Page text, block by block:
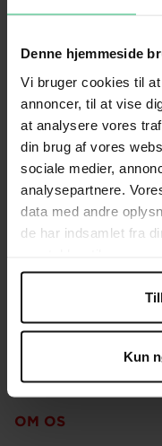
Denne hjemmeside
Vi bruger cookies til
annoncer, til at vise
at analysere vores
din brug af vores
sociale medier,
analysepartnere.
data med andre
de har indsamlet fra
anvende vores
Kun
KONTAKT
Brug for hjælp
Spørgsmål om
OM OS